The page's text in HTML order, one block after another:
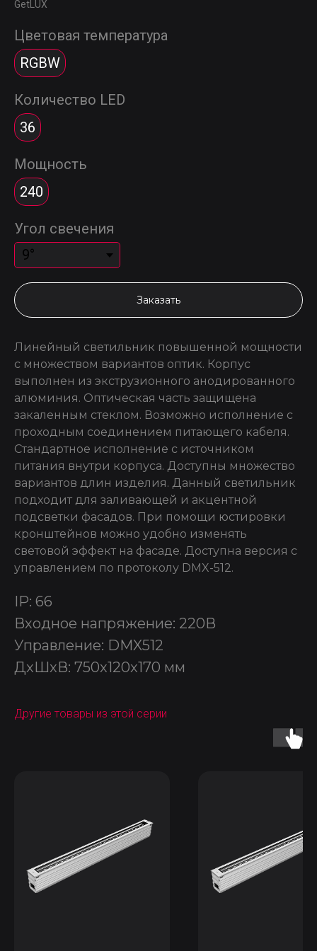
GetLUX
Цветовая температура
RGBW
Количество LED
36
Мощность
240
Угол свечения
Заказать
Линейный светильник повышенной мощности
с множеством вариантов оптик. Корпус
выполнен из экструзионного анодированного
алюминия. Оптическая часть защищена
закаленным стеклом. Возможно исполнение с
проходным соединением питающего кабеля.
Стандартное исполнение с источником
питания внутри корпуса. Доступны множество
вариантов длин изделия. Данный светильник
подходит для заливающей и акцентной
подсветки фасадов. При помощи юстировки
кронштейнов можно удобно изменять
световой эффект на фасаде. Доступна версия с
управлением по протоколу DMX-512.
IP: 66
Входное напряжение: 220В
Управление: DMX512
ДxШxВ: 750x120x170 мм
Другие товары из этой серии